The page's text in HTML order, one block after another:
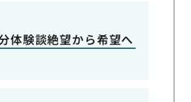
体験談絶望から希望へ